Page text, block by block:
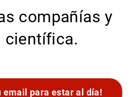
compañías y
científica.
email para estar al día!